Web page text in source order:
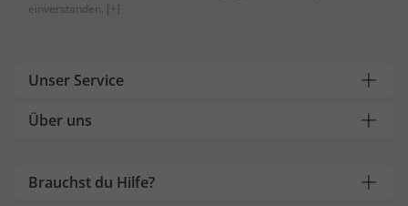
einverstanden. [+]
Unser Service
Über uns
Brauchst du Hilfe?